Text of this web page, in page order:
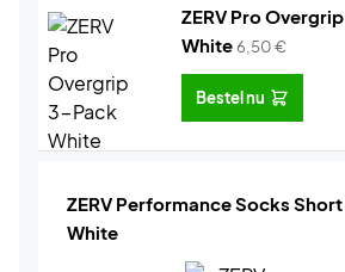
ZERV Pro
White6,50€
Bestel nu
ZERV Performance Socks
White